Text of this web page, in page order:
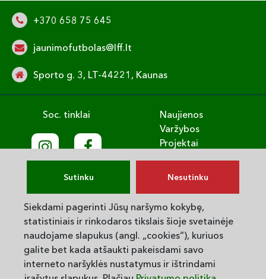
+370 658 75 645
jaunimofutbolas@lff.lt
Sporto g. 3, LT-44221, Kaunas
Soc. tinklai
Naujienos
Varžybos
Projektai
© 2025. LVJUFA. Visos teisės saugomos.
Powered By
Nesutinku
Sutinku
Siekdami pagerinti Jūsų naršymo kokybę,
statistiniais ir rinkodaros tikslais šioje svetainėje
naudojame slapukus (angl. „cookies“), kuriuos
galite bet kada atšaukti pakeisdami savo
interneto naršyklės nustatymus ir ištrindami